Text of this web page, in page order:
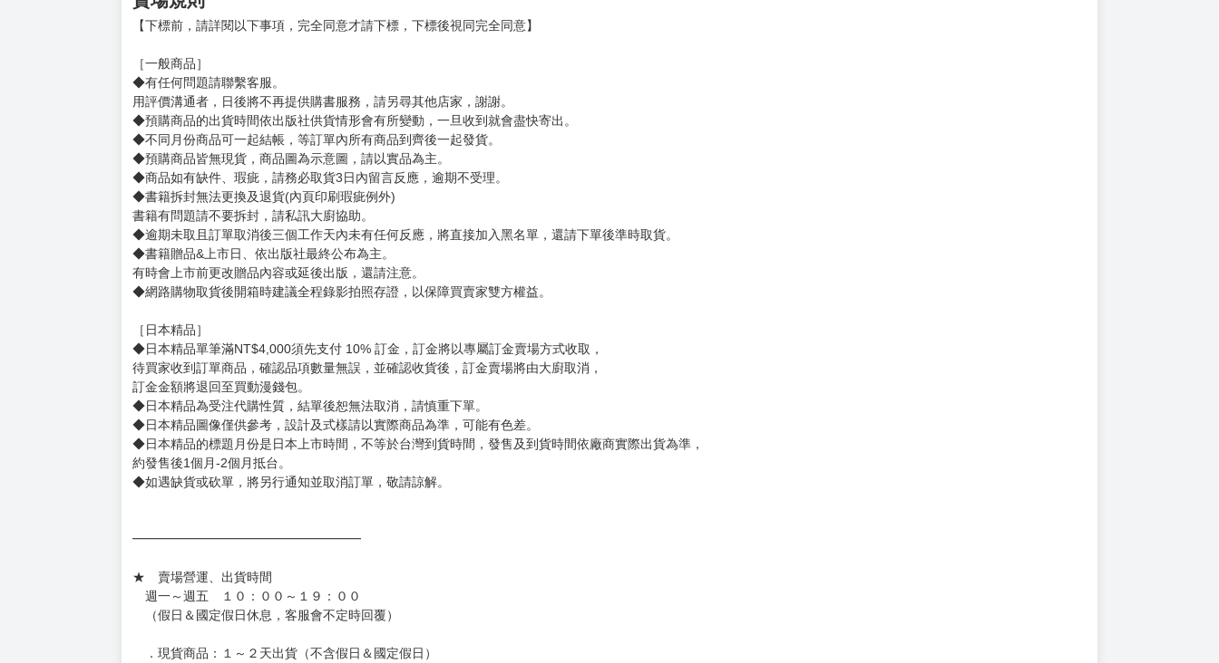
【下標前，請詳閱以下事項，完全同意才請下標，下標後視同完全同意】
［一般商品］
◆有任何問題請聯繫客服。
用評價溝通者，日後將不再提供購書服務，請另尋其他店家，謝謝。
◆預購商品的出貨時間依出版社供貨情形會有所變動，一旦收到就會盡快寄出。
◆不同月份商品可一起結帳，等訂單內所有商品到齊後一起發貨。
◆預購商品皆無現貨，商品圖為示意圖，請以實品為主。
◆商品如有缺件、瑕疵，請務必取貨3日內留言反應，逾期不受理。
◆書籍拆封無法更換及退貨(內頁印刷瑕疵例外)
書籍有問題請不要拆封，請私訊大廚協助。
◆逾期未取且訂單取消後三個工作天內未有任何反應，將直接加入黑名單，還請下單後準時取貨。
◆書籍贈品&上市日、依出版社最終公布為主。
有時會上市前更改贈品內容或延後出版，還請注意。
◆網路購物取貨後開箱時建議全程錄影拍照存證，以保障買賣家雙方權益。
［日本精品］
◆日本精品單筆滿NT$4,000須先支付 10% 訂金，訂金將以專屬訂金賣場方式收取，
待買家收到訂單商品，確認品項數量無誤，並確認收貨後，訂金賣場將由大廚取消，
訂金金額將退回至買動漫錢包。
◆日本精品為受注代購性質，結單後恕無法取消，請慎重下單。
◆日本精品圖像僅供參考，設計及式樣請以實際商品為準，可能有色差。
◆日本精品的標題月份是日本上市時間，不等於台灣到貨時間，發售及到貨時間依廠商實際出貨為準，
約發售後1個月-2個月抵台。
◆如遇缺貨或砍單，將另行通知並取消訂單，敬請諒解。
━━━━━━━━━━━━━━━━━━
★ 賣場營運、出貨時間
週一～週五 １０：００～１９：００
（假日＆國定假日休息，客服會不定時回覆）
．現貨商品：１～２天出貨（不含假日＆國定假日）